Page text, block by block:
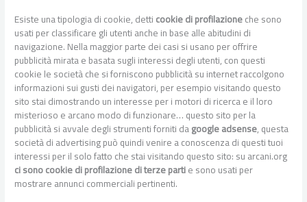
Esiste una tipologia di cookie, detticookie di profilazioneche sono
usati per classificare gli utenti anche in base alle abitudini di
navigazione. Nella maggior parte dei casi si usano per offrire
pubblicità mirata e basata sugli interessi degli utenti, con questi
cookie le società che si forniscono pubblicità su internet raccolgono
informazioni sui gusti dei navigatori, per esempio visitando questo
sito stai dimostrando un interesse per i motori di ricerca e il loro
misterioso e arcano modo di funzionare… questo sito per la
pubblicità si avvale degli strumenti forniti dagoogle adsense, questa
società di advertising può quindi venire a conoscenza di questi tuoi
interessi per il solo fatto che stai visitando questo sito: su arcani.org
ci sono cookie di profilazione di terze partie sono usati per
mostrare annunci commerciali pertinenti.